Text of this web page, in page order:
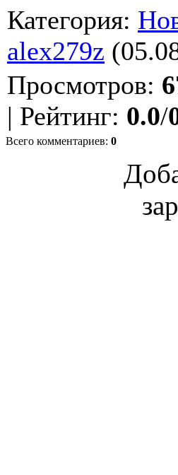
Категория:
alex279z
Просмотров:
| Рейтинг: 0.0/
Всего комментариев: 0